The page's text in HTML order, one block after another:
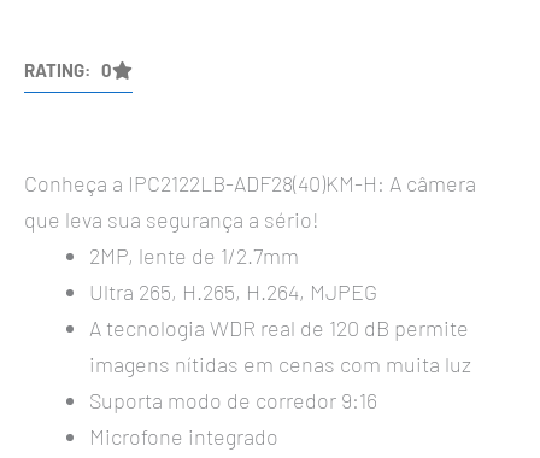
RATING: 0
Conheça a IPC2122LB-ADF28(40)KM-H: A câmera
que leva sua segurança a sério!
2MP, lente de 1/2.7mm
Ultra 265, H.265, H.264, MJPEG
A tecnologia WDR real de 120 dB permite
imagens nítidas em cenas com muita luz
Suporta modo de corredor 9:16
Microfone integrado